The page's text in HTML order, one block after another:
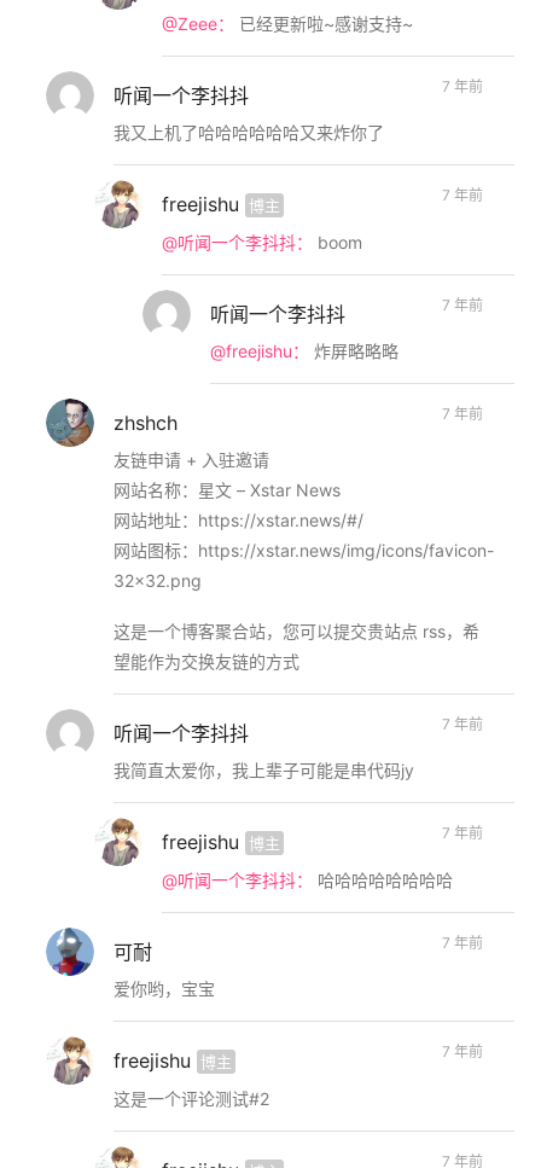
@Zeee： 已经更新啦~感谢支持~
听闻一个李抖抖
我又上机了哈哈哈哈哈哈又来炸你了
7 年前
freejishu 博主
@听闻一个李抖抖： boom
7 年前
听闻一个李抖抖
@freejishu： 炸屏略略略
7 年前
zhshch
友链申请 + 入驻邀请
网站名称：星文 – Xstar News
网站地址：https://xstar.news/#/
网站图标：https://xstar.news/img/icons/favicon-
32×32.png
这是一个博客聚合站，您可以提交贵站点 rss，希
望能作为交换友链的方式
7 年前
听闻一个李抖抖
我简直太爱你，我上辈子可能是串代码jy
7 年前
freejishu 博主
@听闻一个李抖抖： 哈哈哈哈哈哈哈哈
7 年前
可耐
爱你哟，宝宝
7 年前
freejishu 博主
这是一个评论测试#2
7 年前
7 年前